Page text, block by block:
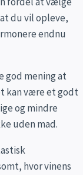
du vil opleve,
endnu
god mening at
kan være et godt
og mindre
uden mad.
hvor vinens